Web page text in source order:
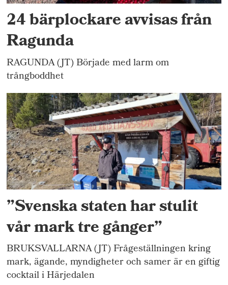
24 bärplockare avvisas från
Ragunda
RAGUNDA (JT) Började med larm om
trångboddhet
”Svenska staten har stulit
vår mark tre gånger”
BRUKSVALLARNA (JT) Frågeställningen kring
mark, ägande, myndigheter och samer är en giftig
cocktail i Härjedalen